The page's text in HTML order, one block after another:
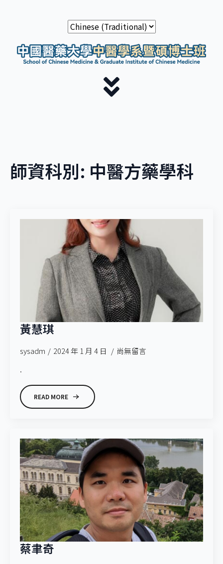
師資科別: 中醫方藥學科
黃慧琪
sysadm 2024 年 1 月 4 日 尚無留言
.
READ MORE
蔡聿奇